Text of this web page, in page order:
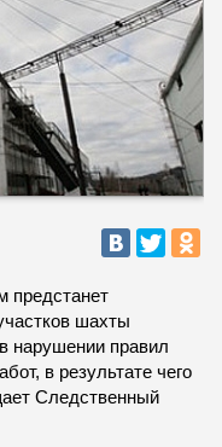
предстанет
шахты
нарушении правил
в результате чего
Следственный